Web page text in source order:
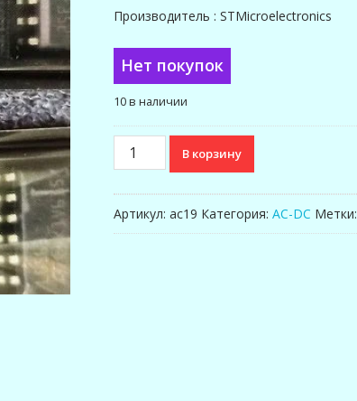
Производитель : STMicroelectronics
Нет покупок
10 в наличии
Количество
L6563
В корзину
Артикул: ac19 Категория: AC-DC Метки: